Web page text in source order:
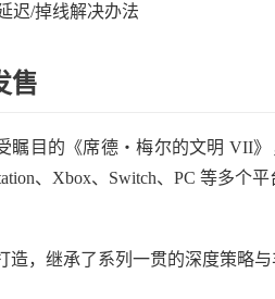
迟/掉线解决办法
售
瞩目的《席德・梅尔的文明 VII
、Xbox、Switch、PC 等多个
造，继承了系列一贯的深度策略与